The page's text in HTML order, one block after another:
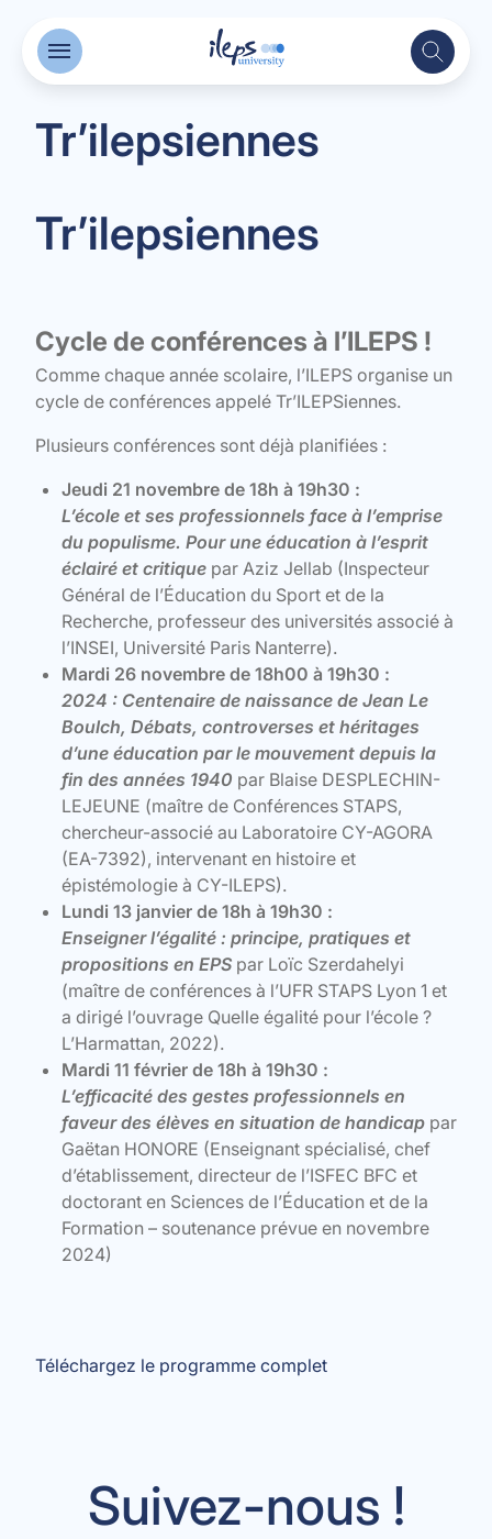
Tr’ilepsiennes
Tr’ilepsiennes
Cycle de conférences à l’ILEPS !
Comme chaque année scolaire, l’ILEPS organise un
cycle de conférences appelé Tr’ILEPSiennes.
Plusieurs conférences sont déjà planifiées :
Jeudi 21 novembre de 18h à 19h30 :
L’école et ses professionnels face à l’emprise
du populisme. Pour une éducation à l’esprit
éclairé et critique par Aziz Jellab (Inspecteur
Général de l’Éducation du Sport et de la
Recherche, professeur des universités associé à
l’INSEI, Université Paris Nanterre).
Mardi 26 novembre de 18h00 à 19h30 :
2024 : Centenaire de naissance de Jean Le
Boulch, Débats, controverses et héritages
d’une éducation par le mouvement depuis la
fin des années 1940 par Blaise DESPLECHIN-
LEJEUNE (maître de Conférences STAPS,
chercheur-associé au Laboratoire CY-AGORA
(EA-7392), intervenant en histoire et
épistémologie à CY-ILEPS).
Lundi 13 janvier de 18h à 19h30 :
Enseigner l’égalité : principe, pratiques et
propositions en EPS par Loïc Szerdahelyi
(maître de conférences à l’UFR STAPS Lyon 1 et
a dirigé l’ouvrage Quelle égalité pour l’école ?
L’Harmattan, 2022).
Mardi 11 février de 18h à 19h30 :
L’efficacité des gestes professionnels en
faveur des élèves en situation de handicap par
Gaëtan HONORE (Enseignant spécialisé, chef
d’établissement, directeur de l’ISFEC BFC et
doctorant en Sciences de l’Éducation et de la
Formation – soutenance prévue en novembre
2024)
Téléchargez le programme complet
Suivez-nous !